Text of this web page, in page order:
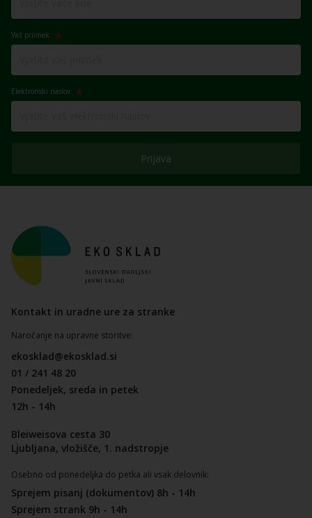
Vaš priimek
Elektronski naslov
Prijava
Kontakt in uradne ure za stranke
Naročanje na upravne storitve:
ekosklad@ekosklad.si
01 / 241 48 20
Ponedeljek, sreda in petek
12h - 14h
Bleiweisova cesta 30
Ljubljana, vložišče, 1. nadstropje
Osebno od ponedeljka do petka ali vsak delovnik:
Sprejem pisanj (dokumentov) 8h - 14h
Sprejem strank 9h - 14h